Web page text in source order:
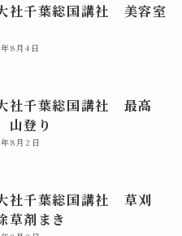
社千葉総国講社 美容室
8月4日
社千葉総国講社 最高
山登り
8月2日
社千葉総国講社 草刈
剤まき